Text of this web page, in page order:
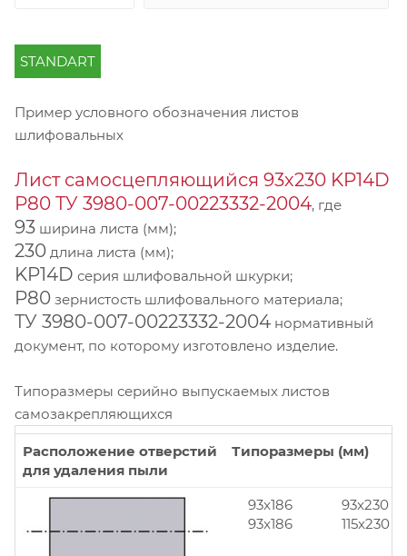
STANDART
Пример условного обозначения листов
шлифовальных
Лист самосцепляющийся 93х230 KP14D
Р80 ТУ 3980-007-00223332-2004, где
93 ширина листа (мм);
230 длина листа (мм);
KP14D серия шлифовальной шкурки;
Р80 зернистость шлифовального материала;
ТУ 3980-007-00223332-2004 нормативный
документ, по которому изготовлено изделие.
Типоразмеры серийно выпускаемых листов
самозакрепляющихся
Расположение отверстий
для удаления пыли
Типоразмеры (мм)
93x186
93x186
93x230
115x230